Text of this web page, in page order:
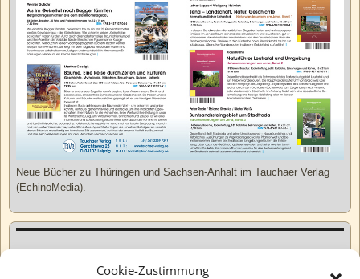
Cookie-Zustimmung
Neue Bücher zu Thüringen und Sachsen-Anhalt im Tauchaer Verlag
(EchinoMedia).